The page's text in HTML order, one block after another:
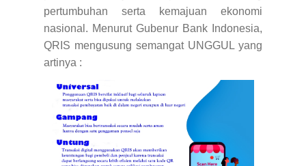
pertumbuhan serta kemajuan ekonomi
nasional. Menurut Gubenur Bank Indonesia,
QRIS mengusung semangat UNGGUL yang
artinya :